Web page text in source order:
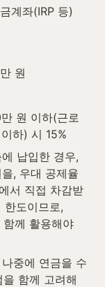
계좌(IRP 등)
원
원 이하(근로
하) 시 15%
납입한 경우,
, 우대 공제율
서 직접 차감받
도이므로,
께 활용해야
중에 연금을 수
함께 고려해